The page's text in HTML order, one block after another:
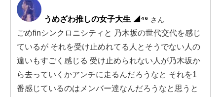
うめざわ推しの女子大生 ◢⁴⁶ さん
ごめfinシンクロニシティと 乃木坂の世代交代を感じ
ているが それを受け止めれてる人とそうでない人の
違いもすごく感じる 受け止められない人が乃木坂か
ら去っていくかアンチに走るんだろうなと それを1
番感じているのはメンバー達なんだろうなと思うと